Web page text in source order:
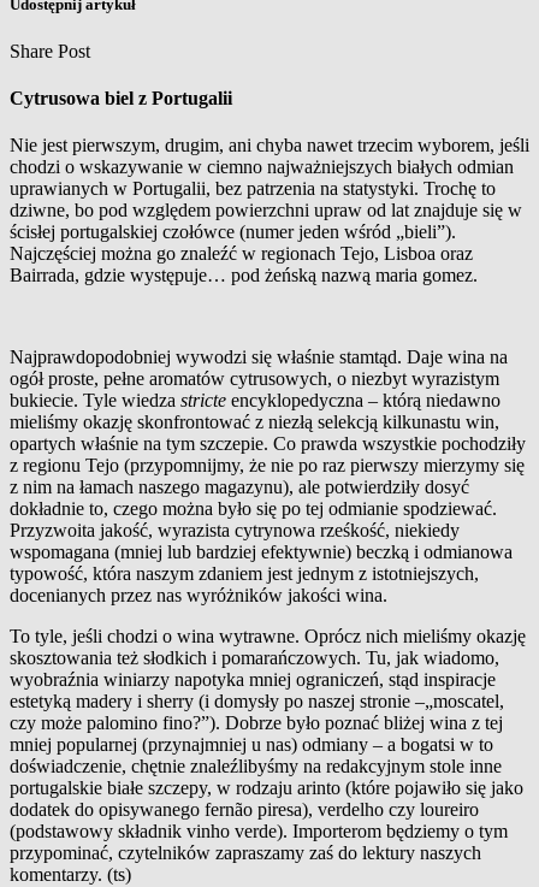
Udostępnij artykuł
Share Post
Cytrusowa biel z Portugalii
Nie jest pierwszym, drugim, ani chyba nawet trzecim wyborem, jeśli
chodzi o wskazywanie w ciemno najważniejszych białych odmian
uprawianych w Portugalii, bez patrzenia na statystyki. Trochę to
dziwne, bo pod względem powierzchni upraw od lat znajduje się w
ścisłej portugalskiej czołówce (numer jeden wśród „bieli”).
Najczęściej można go znaleźć w regionach Tejo, Lisboa oraz
Bairrada, gdzie występuje… pod żeńską nazwą maria gomez.
Najprawdopodobniej wywodzi się właśnie stamtąd. Daje wina na
ogół proste, pełne aromatów cytrusowych, o niezbyt wyrazistym
bukiecie. Tyle wiedza stricte encyklopedyczna – którą niedawno
mieliśmy okazję skonfrontować z niezłą selekcją kilkunastu win,
opartych właśnie na tym szczepie. Co prawda wszystkie pochodziły
z regionu Tejo (przypomnijmy, że nie po raz pierwszy mierzymy się
z nim na łamach naszego magazynu), ale potwierdziły dosyć
dokładnie to, czego można było się po tej odmianie spodziewać.
Przyzwoita jakość, wyrazista cytrynowa rześkość, niekiedy
wspomagana (mniej lub bardziej efektywnie) beczką i odmianowa
typowość, która naszym zdaniem jest jednym z istotniejszych,
docenianych przez nas wyróżników jakości wina.
To tyle, jeśli chodzi o wina wytrawne. Oprócz nich mieliśmy okazję
skosztowania też słodkich i pomarańczowych. Tu, jak wiadomo,
wyobraźnia winiarzy napotyka mniej ograniczeń, stąd inspiracje
estetyką madery i sherry (i domysły po naszej stronie –„moscatel,
czy może palomino fino?”). Dobrze było poznać bliżej wina z tej
mniej popularnej (przynajmniej u nas) odmiany – a bogatsi w to
doświadczenie, chętnie znaleźlibyśmy na redakcyjnym stole inne
portugalskie białe szczepy, w rodzaju arinto (które pojawiło się jako
dodatek do opisywanego fernão piresa), verdelho czy loureiro
(podstawowy składnik vinho verde). Importerom będziemy o tym
przypominać, czytelników zapraszamy zaś do lektury naszych
komentarzy. (ts)